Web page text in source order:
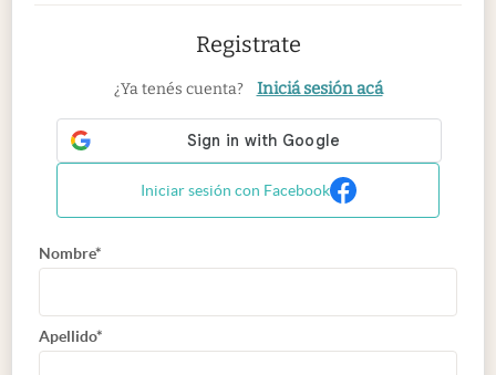
Registrate
¿Ya tenés cuenta? Iniciá sesión acá
Iniciar sesión con Facebook
Nombre*
Apellido*